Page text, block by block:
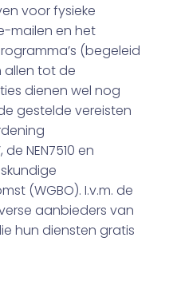
voor fysieke
mailen en het
(begeleid
tot de
dienen wel nog
gestelde vereisten
NEN7510 en
(WGBO). I.v.m. de
aanbieders van
hun diensten gratis